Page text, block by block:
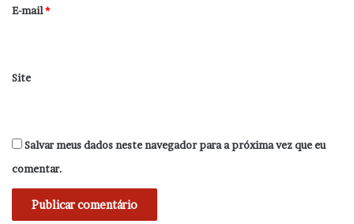
*
E-mail*
Site
Salvar meus dados neste navegador para a próxima vez que eu
comentar.